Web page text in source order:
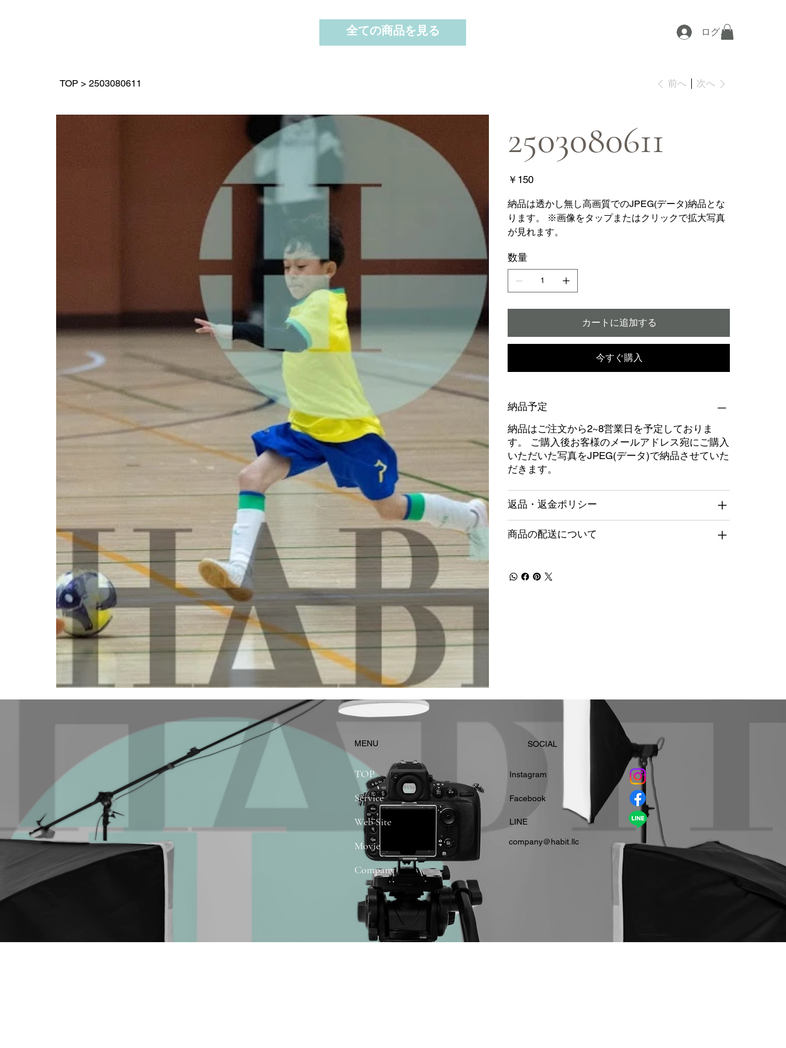
ログイン
全ての商品を見る
TOP > 2503080611 前へ 次へ
2503080611
価
格
￥150
納品は透かし無し高画質でのJPEG(データ)納品とな
ります。 ※画像をタップまたはクリックで拡大写真
が見れます。
数量
カートに追加する
今すぐ購入
納品予定
納品はご注文から2~8営業日を予定しておりま
す。 ご購入後お客様のメールアドレス宛にご購入
いただいた写真をJPEG(データ)で納品させていた
だきます。
返品・返金ポリシー
商品の配送について
​MENU
TOP
Service
Web Site
Movie
Company
​SOCIAL
Instagram
​Facebook
​LINE
company＠habit.llc